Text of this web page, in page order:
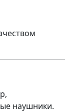
наушники.